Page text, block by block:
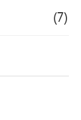
(7)